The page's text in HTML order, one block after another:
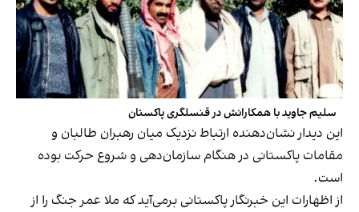
سلیم جاوید با همکارانش در قنسلگری پاکستان
این دیدار نشان‌دهنده ارتباط نزدیک میان رهبران طالبان و
مقامات پاکستانی در هنگام سازمان‌دهی و شروع حرکت بوده
است.
از اظهارات این خبرنگار پاکستانی برمی‌آید که ملا عمر جنگ را از